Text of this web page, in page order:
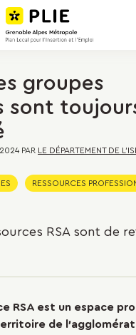
cookies
groupes
sont
PAR LE DÉPARTEMENT DE
RESSOURCES
RSA sont de
RSA est un espace
de